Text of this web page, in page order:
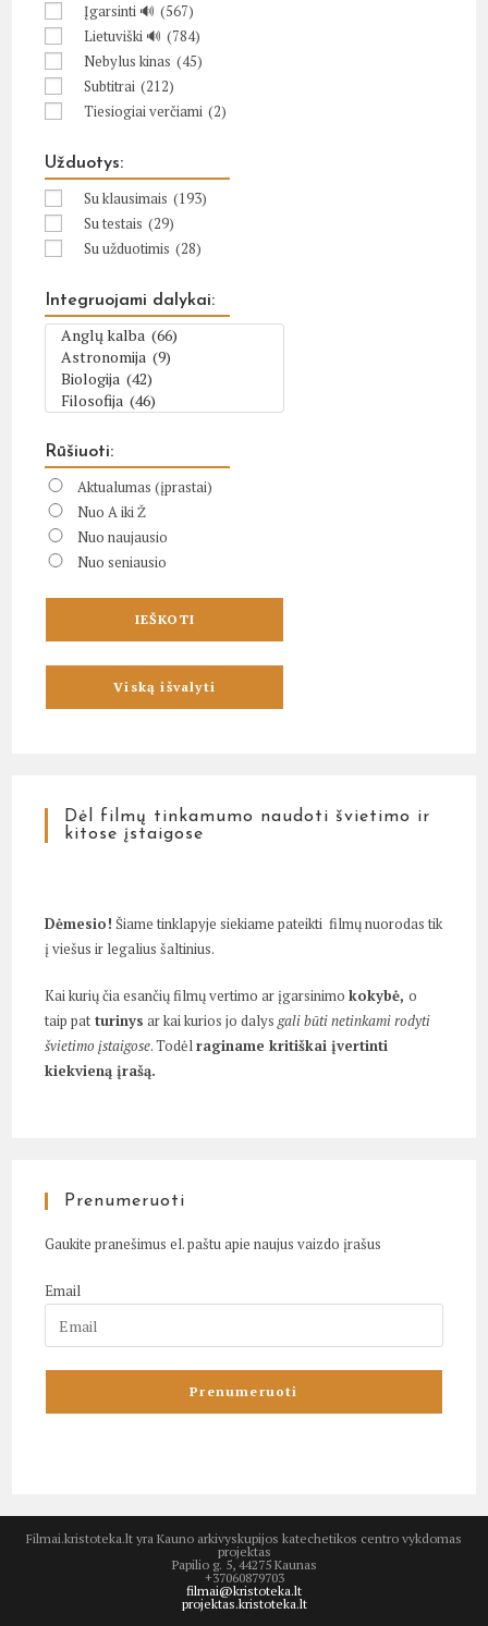
Įgarsinti 🔊 (567)
Lietuviški 🔊 (784)
Nebylus kinas (45)
Subtitrai (212)
Tiesiogiai verčiami (2)
Užduotys:
Su klausimais (193)
Su testais (29)
Su užduotimis (28)
Integruojami dalykai:
Rūšiuoti:
Aktualumas (įprastai)
Nuo A iki Ž
Nuo naujausio
Nuo seniausio
Dėl filmų tinkamumo naudoti švietimo ir
kitose įstaigose
Dėmesio! Šiame tinklapyje siekiame pateikti filmų nuorodas tik
į viešus ir legalius šaltinius.
Kai kurių čia esančių filmų vertimo ar įgarsinimokokybė,o
taip pat turinys ar kai kurios jo dalysgali būti netinkami rodyti
švietimo įstaigose. Todėlraginame kritiškai įvertinti
kiekvieną įrašą.
Prenumeruoti
Gaukite pranešimus el. paštu apie naujus vaizdo įrašus
Email
Filmai.kristoteka.lt yra Kauno arkivyskupijos katechetikos centro vykdomas
projektas
Papilio g. 5, 44275 Kaunas
+37060879703
filmai@kristoteka.lt
projektas.kristoteka.lt